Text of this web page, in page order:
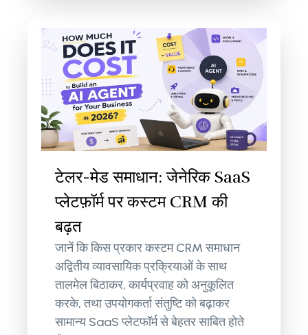
टेलर-मेड समाधान: जेनेरिक SaaS
प्लेटफ़ॉर्म पर कस्टम CRM की
बढ़त
जानें कि किस प्रकार कस्टम CRM समाधान
अद्वितीय व्यावसायिक प्रक्रियाओं के साथ
तालमेल बिठाकर, कार्यप्रवाह को अनुकूलित
करके, तथा उपयोगकर्ता संतुष्टि को बढ़ाकर
सामान्य SaaS प्लेटफॉर्म से बेहतर साबित होते